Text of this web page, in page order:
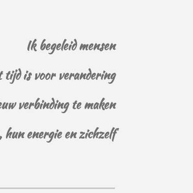
Ik begeleid mensen
tijd is voor verandering
verbinding te maken
energie en zichzelf